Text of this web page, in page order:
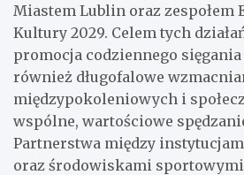
Miastem Lublin oraz zespołem
Kultury 2029. Celem tych
promocja codziennego
również długofalowe
międzypokoleniowych i
wspólne, wartościowe
Partnerstwa między
oraz środowiskami sportowymi